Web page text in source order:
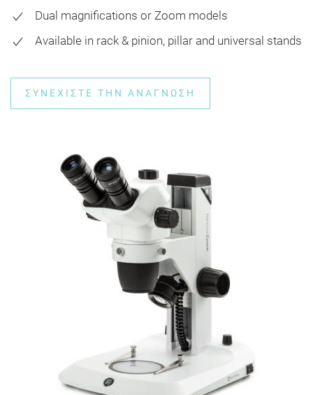
Dual magnifications or Zoom models
Available in rack & pinion, pillar and universal stands
ΣΥΝΕΧΊΣΤΕ ΤΗΝ ΑΝΆΓΝΩΣΗ